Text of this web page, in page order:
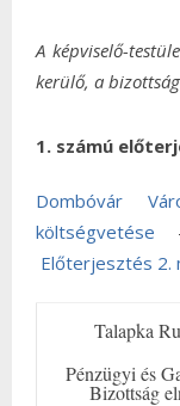
A képviselő-
kerülő, a
1. számú
Dombóvár
költségvetése
Előterjesztés 2.
Talapka
Pénzügyi és
Bizottság